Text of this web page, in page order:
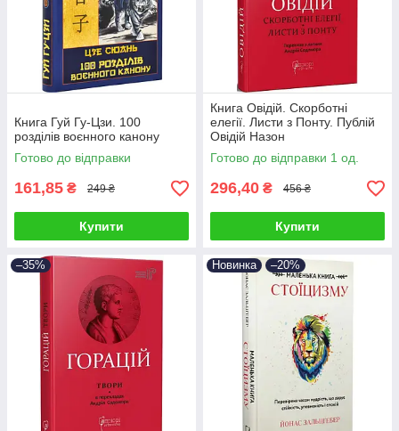
Книга Гуй Гу-Цзи. 100
розділів воєнного канону
Готово до відправки
161,85 ₴ 249 ₴
Купити
Книга Овідій. Скорботні
елегії. Листи з Понту. Публій
Овідій Назон
Готово до відправки 1 од.
296,40 ₴ 456 ₴
Купити
–35% Новинка –20%